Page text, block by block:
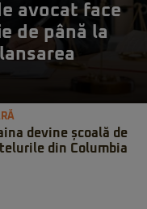
avocat face
de până la
devine școală de
din Columbia